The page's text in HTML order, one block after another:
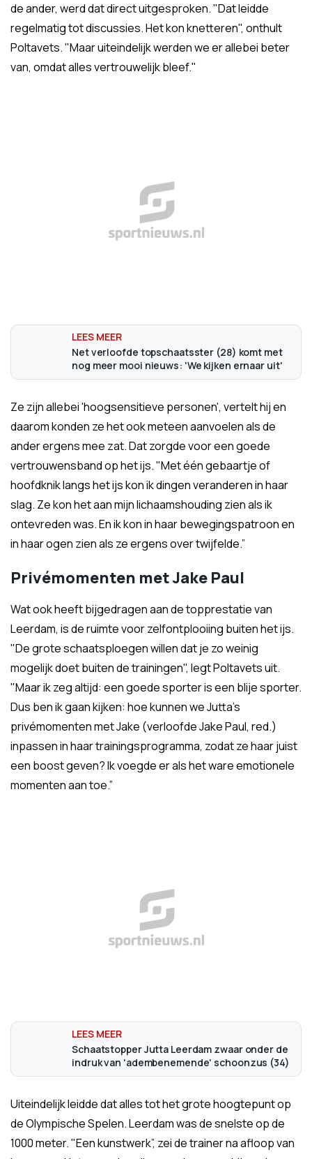
de ander, werd dat direct uitgesproken. "Dat leidde
regelmatig tot discussies. Het kon knetteren", onthult
Poltavets. "Maar uiteindelijk werden we er allebei beter
van, omdat alles vertrouwelijk bleef."
Net verloofde topschaatsster (28) komt met
nog meer mooi nieuws: 'We kijken ernaar uit'
Ze zijn allebei 'hoogsensitieve personen', vertelt hij en
daarom konden ze het ook meteen aanvoelen als de
ander ergens mee zat. Dat zorgde voor een goede
vertrouwensband op het ijs. "Met één gebaartje of
hoofdknik langs het ijs kon ik dingen veranderen in haar
slag. Ze kon het aan mijn lichaamshouding zien als ik
ontevreden was. En ik kon in haar bewegingspatroon en
in haar ogen zien als ze ergens over twijfelde.”
Privémomenten met Jake Paul
Wat ook heeft bijgedragen aan de topprestatie van
Leerdam, is de ruimte voor zelfontplooiing buiten het ijs.
"De grote schaatsploegen willen dat je zo weinig
mogelijk doet buiten de trainingen", legt Poltavets uit.
"Maar ik zeg altijd: een goede sporter is een blije sporter.
Dus ben ik gaan kijken: hoe kunnen we Jutta’s
privémomenten met Jake (verloofde Jake Paul, red.)
inpassen in haar trainingsprogramma, zodat ze haar juist
een boost geven? Ik voegde er als het ware emotionele
momenten aan toe.”
Schaatstopper Jutta Leerdam zwaar onder de
indruk van 'adembenemende' schoonzus (34)
Uiteindelijk leidde dat alles tot het grote hoogtepunt op
de Olympische Spelen. Leerdam was de snelste op de
1000 meter. "Een kunstwerk”, zei de trainer na afloop van